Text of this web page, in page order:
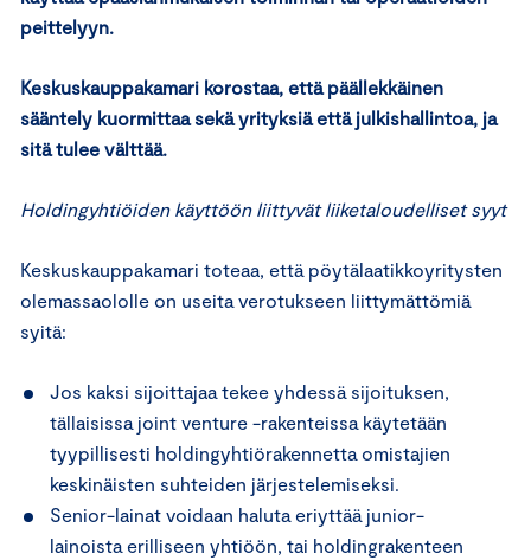
peittelyyn.
Keskuskauppakamari korostaa, että päällekkäinen
sääntely kuormittaa sekä yrityksiä että julkishallintoa, ja
sitä tulee välttää.
Holdingyhtiöiden käyttöön liittyvät liiketaloudelliset syyt
Keskuskauppakamari toteaa, että pöytälaatikkoyritysten
olemassaololle on useita verotukseen liittymättömiä
syitä:
Jos kaksi sijoittajaa tekee yhdessä sijoituksen,
tällaisissa joint venture -rakenteissa käytetään
tyypillisesti holdingyhtiörakennetta omistajien
keskinäisten suhteiden järjestelemiseksi.
Senior-lainat voidaan haluta eriyttää junior-
lainoista erilliseen yhtiöön, tai holdingrakenteen